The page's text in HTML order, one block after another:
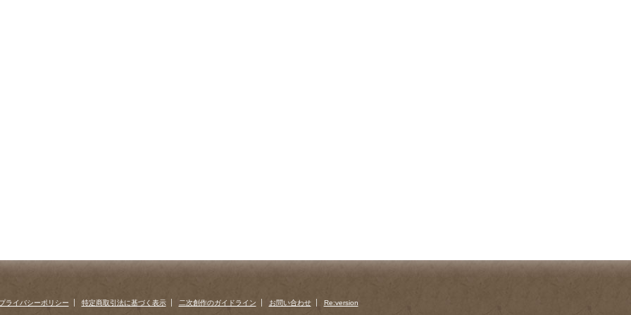
ライバシーポリシー 特定商取引法に基づく表示 二次創作のガイドライン お問い合わせ Re:version